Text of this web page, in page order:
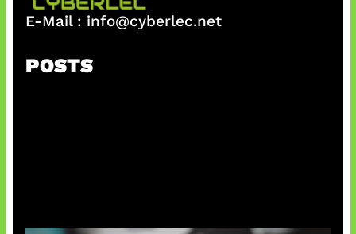
E-Mail : info@cyberlec.net
POSTS